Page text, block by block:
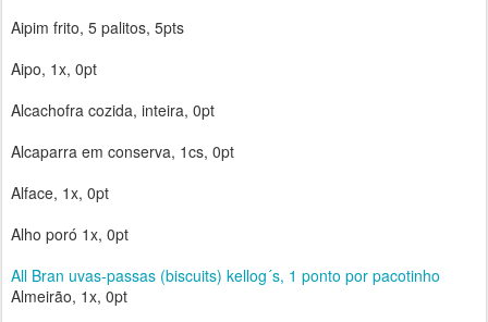
Aipim frito, 5 palitos, 5pts
Aipo, 1x, 0pt
Alcachofra cozida, inteira, 0pt
Alcaparra em conserva, 1cs, 0pt
Alface, 1x, 0pt
Alho poró 1x, 0pt
All Bran uvas-passas (biscuits) kellog´s, 1 ponto por pacotinho
Almeirão, 1x, 0pt